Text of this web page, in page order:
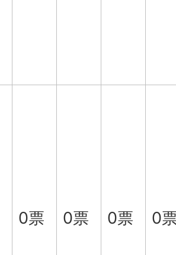
0票 0票 0票 0